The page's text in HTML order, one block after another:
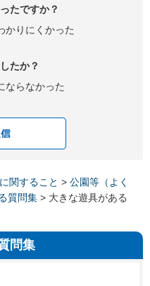
たですか？
かりにくかった
たか？
ならなかった
関すること > 公園等（よく
質問集 > 大きな遊具がある
問集